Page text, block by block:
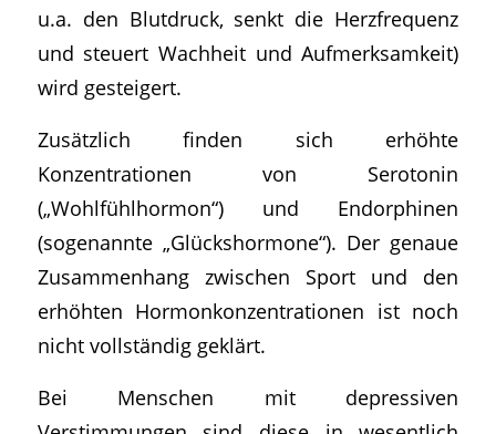
u.a. den Blutdruck, senkt die Herzfrequenz
und steuert Wachheit und Aufmerksamkeit)
wird gesteigert.
Zusätzlich finden sich erhöhte
Konzentrationen von Serotonin
(„Wohlfühlhormon“) und Endorphinen
(sogenannte „Glückshormone“). Der genaue
Zusammenhang zwischen Sport und den
erhöhten Hormonkonzentrationen ist noch
nicht vollständig geklärt.
Bei Menschen mit depressiven